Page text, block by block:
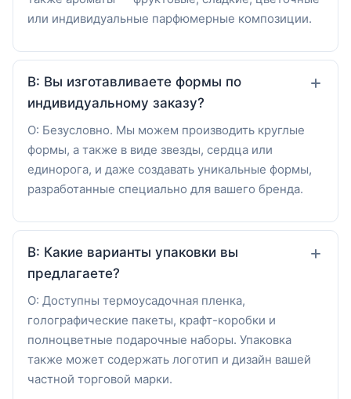
или индивидуальные парфюмерные композиции.
В: Вы изготавливаете формы по
индивидуальному заказу?
О: Безусловно. Мы можем производить круглые
формы, а также в виде звезды, сердца или
единорога, и даже создавать уникальные формы,
разработанные специально для вашего бренда.
В: Какие варианты упаковки вы
предлагаете?
О: Доступны термоусадочная пленка,
голографические пакеты, крафт-коробки и
полноцветные подарочные наборы. Упаковка
также может содержать логотип и дизайн вашей
частной торговой марки.